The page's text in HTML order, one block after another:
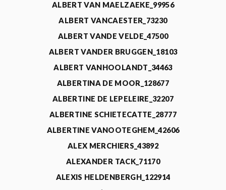
ALBERT VAN MAELZAEKE_99956
ALBERT VANCAESTER_73230
ALBERT VANDE VELDE_47500
ALBERT VANDER BRUGGEN_18103
ALBERT VANHOOLANDT_34463
ALBERTINA DE MOOR_128677
ALBERTINE DE LEPELEIRE_32207
ALBERTINE SCHIETECATTE_28777
ALBERTINE VANOOTEGHEM_42606
ALEX MERCHIERS_43892
ALEXANDER TACK_71170
ALEXIS HELDENBERGH_122914